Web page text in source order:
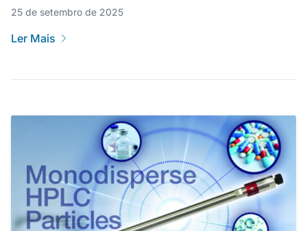
25 de setembro de 2025
Ler Mais